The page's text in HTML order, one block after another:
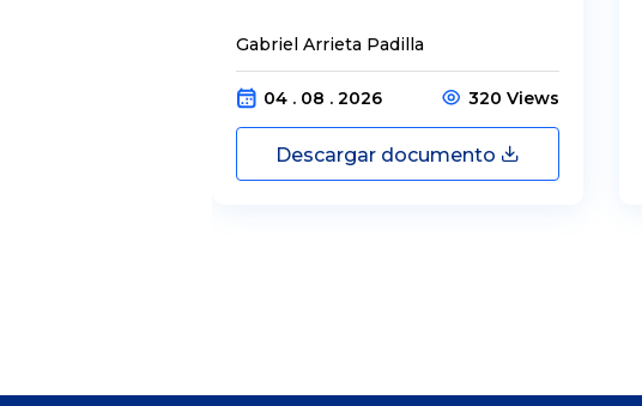
Gabriel Arrieta Padilla
04 . 08 . 2026 320 Views
Descargar documento